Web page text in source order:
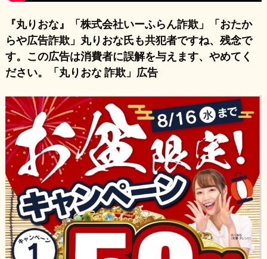
『丸りおな』「株式会社いーふらん詐欺」「おたか
らや広告詐欺」丸りおな氏も共犯者ですね、残念で
す。この広告は消費者に誤解を与えます、やめてく
ださい。「丸りおな 詐欺」広告